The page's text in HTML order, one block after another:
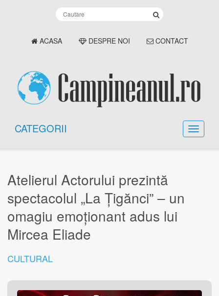
ACASA DESPRE NOI CONTACT
CATEGORII
Atelierul Actorului prezintă
spectacolul „La Țigănci” – un
omagiu emoționant adus lui
Mircea Eliade
CULTURAL